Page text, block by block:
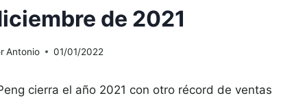
de 2021
Antonio 01/01/2022
cierra el año 2021 con otro récord de ventas